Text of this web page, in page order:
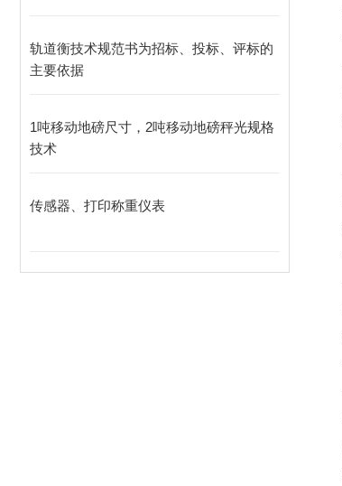
轨道衡技术规范书为招标、投标、评标的
主要依据
1吨移动地磅尺寸，2吨移动地磅秤光规格
技术
传感器、打印称重仪表